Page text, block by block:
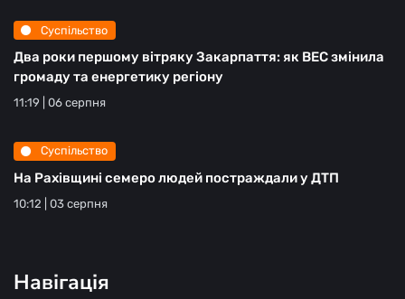
Суспільство
Два роки першому вітряку Закарпаття: як ВЕС змінила
громаду та енергетику регіону
11:19 | 06 серпня
Суспільство
На Рахівщині семеро людей постраждали у ДТП
10:12 | 03 серпня
Навігація